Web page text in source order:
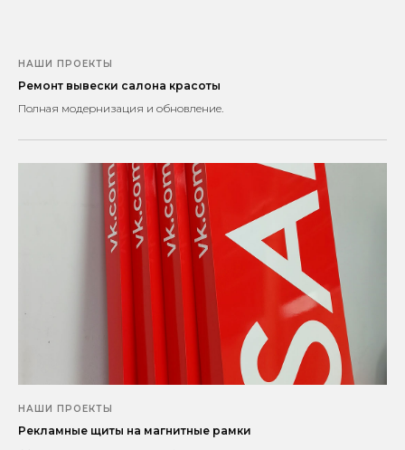
НАШИ ПРОЕКТЫ
Ремонт вывески салона красоты
Полная модернизация и обновление.
НАШИ ПРОЕКТЫ
Рекламные щиты на магнитные рамки